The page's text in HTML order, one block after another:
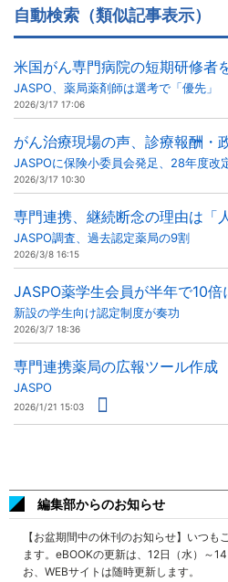
自動検索（類似記事表示）
米国がん専門病院の短期研修者
JASPO、薬局薬剤師は選考で「優先」
2026/3/17 17:06
がん治療現場の声、診療報酬・
JASPOに保険小委員会発足、28年度改
2026/3/17 10:30
専門連携、継続断念の理由は「
JASPO調査、過去認定薬局の9割
2026/3/8 16:15
JASPO薬学生会員が半年で10倍
新設の学生向け認定制度が奏功
2026/3/7 18:36
専門連携薬局の広報ツール作成
JASPO
2026/1/21 15:03
編集部からのお知らせ
【お盆期間中の休刊のお知らせ】いつ
ます。eBOOKの更新は、12日（水）～
お、WEBサイトは随時更新します。